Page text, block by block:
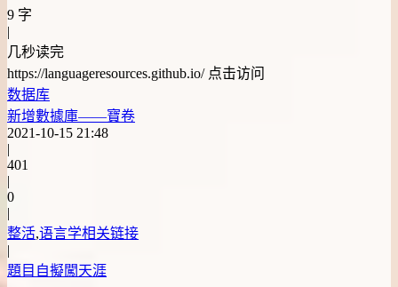
9 字
|
几秒读完
https://languageresources.github.io/ 点击访问
数据库
新增數據庫——寶卷
2021-10-15 21:48
|
401
|
0
|
整活,语言学相关链接
|
題目自擬闖天涯